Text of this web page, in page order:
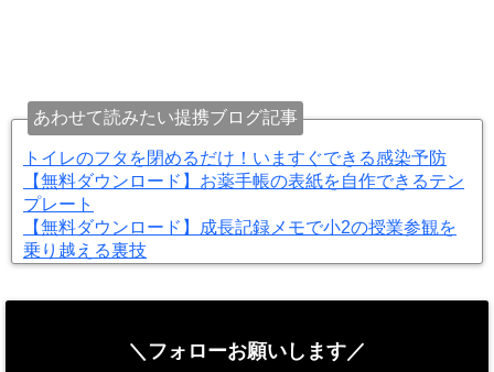
あわせて読みたい提携ブログ記事
トイレのフタを閉めるだけ！いますぐできる感染予防
【無料ダウンロード】お薬手帳の表紙を自作できるテン
プレート
【無料ダウンロード】成長記録メモで小2の授業参観を
乗り越える裏技
＼フォローお願いします／